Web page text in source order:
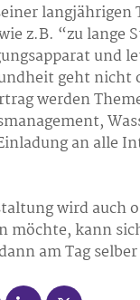
z.B. “zu lange
und
geht
werden
an alle
wird auch
möchte, kann
am Tag